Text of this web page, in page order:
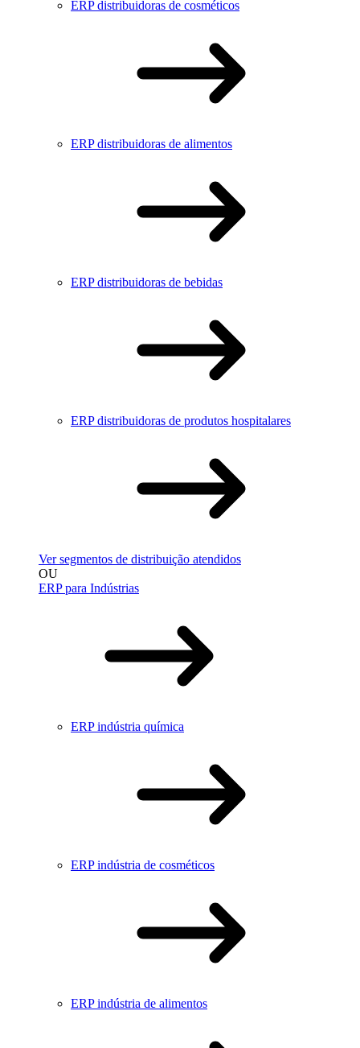
ERP distribuidoras de cosméticos
ERP distribuidoras de alimentos
ERP distribuidoras de bebidas
ERP distribuidoras de produtos hospitalares
Ver segmentos de distribuição atendidos
OU
ERP para Indústrias
ERP indústria química
ERP indústria de cosméticos
ERP indústria de alimentos